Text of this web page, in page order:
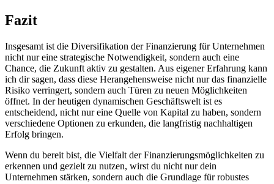
Fazit
Insgesamt​ ist die Diversifikation der Finanzierung⁤ für Unternehmen
nicht nur eine strategische Notwendigkeit,‌ sondern auch eine
Chance, ‍die Zukunft aktiv zu gestalten. ⁤Aus eigener Erfahrung ⁣kann
ich dir sagen, dass⁤ diese Herangehensweise⁤ nicht nur das finanzielle
Risiko​ verringert, sondern auch Türen‌ zu neuen ⁤Möglichkeiten
öffnet. In‌ der heutigen dynamischen Geschäftswelt ist es
‍entscheidend,⁢ nicht nur ‌eine Quelle von⁤ Kapital‍ zu haben, sondern‌
verschiedene Optionen ⁢zu erkunden, die langfristig nachhaltigen
Erfolg ⁤bringen.
Wenn du‌ bereit bist, ​die Vielfalt der Finanzierungsmöglichkeiten ​zu
erkennen und‌ gezielt zu ​nutzen,⁣ wirst du nicht ‌nur dein
‍Unternehmen ​stärken,‍ sondern auch die⁤ Grundlage für ⁤robustes